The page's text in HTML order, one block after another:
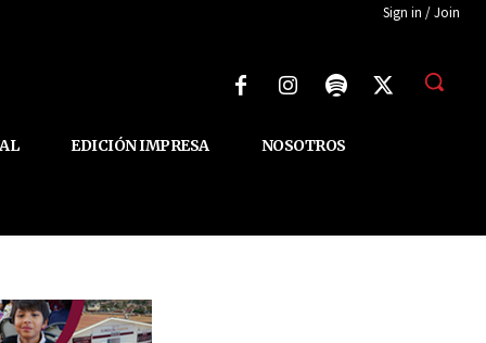
Sign in / Join
EDICIÓN IMPRESA NOSOTROS